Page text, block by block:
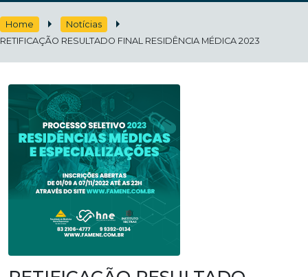
Home
Notícias
RETIFICAÇÃO RESULTADO FINAL RESIDÊNCIA MÉDICA 2023